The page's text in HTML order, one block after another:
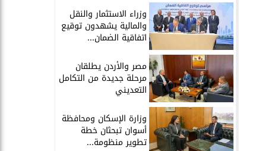
​وزراء الاستثمار والنقل
والمالية يشهدون توقيع
اتفاقية الضمان...
​مصر والأردن يطلقان
مرحلة جديدة من التكامل
التعديني
وزارة الإسكان ومحافظة
أسوان تبحثان خطة
تطوير منظومة...